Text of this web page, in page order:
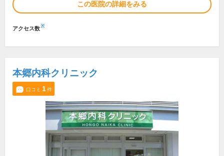
この医院の詳細をみる
アクセス数※
本郷内科クリニック
口コミ 1件